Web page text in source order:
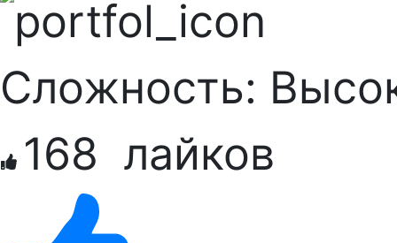
Сложность:
168 лайков